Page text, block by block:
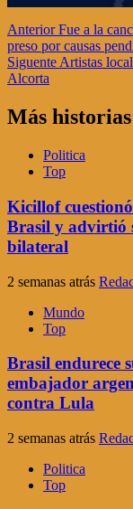
Navegación
de
entradas
AnteriorFue a la
preso por causas
Siguente Artistas
Alcorta
Más historias
Politica
Top
Kicillof
Brasil y advirtió
bilateral
2 semanas atrás
Mundo
Top
Brasil endurece
embajador
contra Lula
2 semanas atrás
Politica
Top